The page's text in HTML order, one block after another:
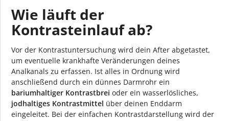
Wie läuft der
Kontrasteinlauf ab?
Vor der Kontrastuntersuchung wird dein After abgetastet,
um eventuelle krankhafte Veränderungen deines
Analkanals zu erfassen. Ist alles in Ordnung wird
anschließend durch ein dünnes Darmrohr ein
bariumhaltiger Kontrastbrei oder ein wasserlösliches,
jodhaltiges Kontrastmittel über deinen Enddarm
eingeleitet. Bei der einfachen Kontrastdarstellung wird der